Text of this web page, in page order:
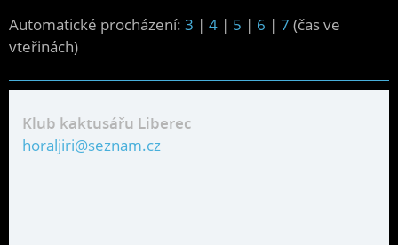
Automatické procházení: 3 | 4 | 5 | 6 | 7 (čas ve
vteřinách)
Klub kaktusářu Liberec
horaljiri@seznam.cz